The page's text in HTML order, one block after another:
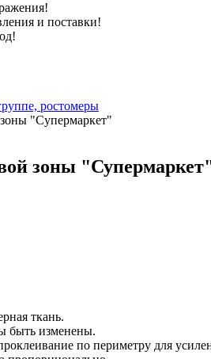
и поставки!
ростомеры
"Супермаркет"
зоны
ткань.
быть изменены.
по периметру для